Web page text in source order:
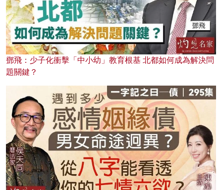
鄧飛：少子化衝擊「中小幼」教育根基 北都如何成為解決問
題關鍵？